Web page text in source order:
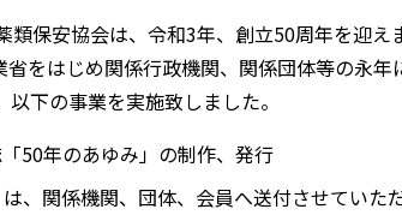
類保安協会は、令和3年、創立50周年を迎え
をはじめ関係行政機関、関係団体等の永年
下の事業を実施致しました。
50年のあゆみ」の制作、発行
は、関係機関、団体、会員へ送付させていた